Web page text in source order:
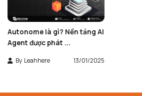
Autonome là gì? Nền tảng AI
Agent được phát ...
By Leahhere 13/01/2025